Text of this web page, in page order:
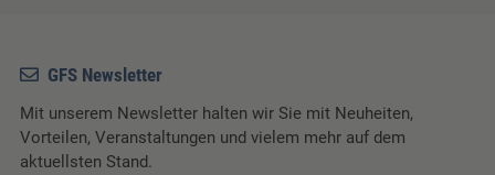
GFS Newsletter
Mit unserem Newsletter halten wir Sie mit Neuheiten,
Vorteilen, Veranstaltungen und vielem mehr auf dem
aktuellsten Stand.